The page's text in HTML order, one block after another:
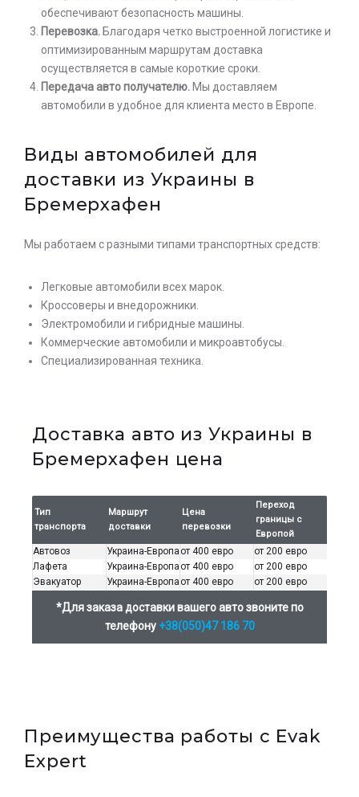
обеспечивают безопасность машины.
Перевозка. Благодаря четко выстроенной логистике и
оптимизированным маршрутам доставка
осуществляется в самые короткие сроки.
Передача авто получателю. Мы доставляем
автомобили в удобное для клиента место в Европе.
Виды автомобилей для
доставки из Украины в
Бремерхафен
Мы работаем с разными типами транспортных средств:
Легковые автомобили всех марок.
Кроссоверы и внедорожники.
Электромобили и гибридные машины.
Коммерческие автомобили и микроавтобусы.
Специализированная техника.
Доставка авто из Украины в
Бремерхафен цена
Тип
транспорта
Маршрут
доставки
Цена
перевозки
Переход
границы с
Европой
Автовоз Украина-Европа от 400 евро
от 200 евро
Лафета
Украина-Европа от 400 евро
от 200 евро
Эвакуатор
Украина-Европа от 400 евро от 200 евро
*Для заказа доставки вашего авто звоните по
телефону +38(050)47 186 70
Преимущества работы с Evak
Expert
Оставьте заявку на просчет